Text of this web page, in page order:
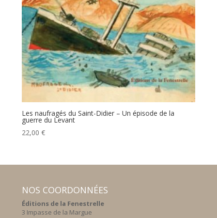
Les naufragés du Saint-Didier – Un épisode de la
guerre du Levant
22,00 €
NOS COORDONNÉES
Éditions de la Fenestrelle
3 Impasse de la Margue